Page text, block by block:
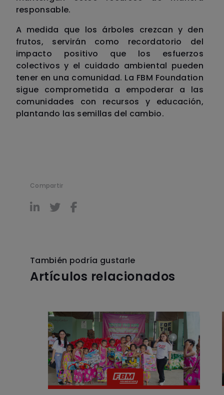
responsable.
A medida que los árboles crezcan y den
frutos, servirán como recordatorio del
impacto positivo que los esfuerzos
colectivos y el cuidado ambiental pueden
tener en una comunidad. La FBM Foundation
sigue comprometida a empoderar a las
comunidades con recursos y educación,
plantando las semillas del cambio.
Compartir
También podría gustarle
Artículos relacionados